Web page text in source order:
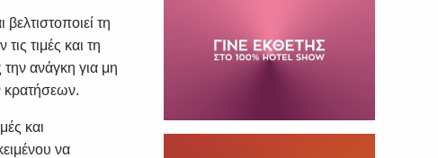
τη
τιμές και τη
ανάγκη για μη
κρατήσεων.
και
να